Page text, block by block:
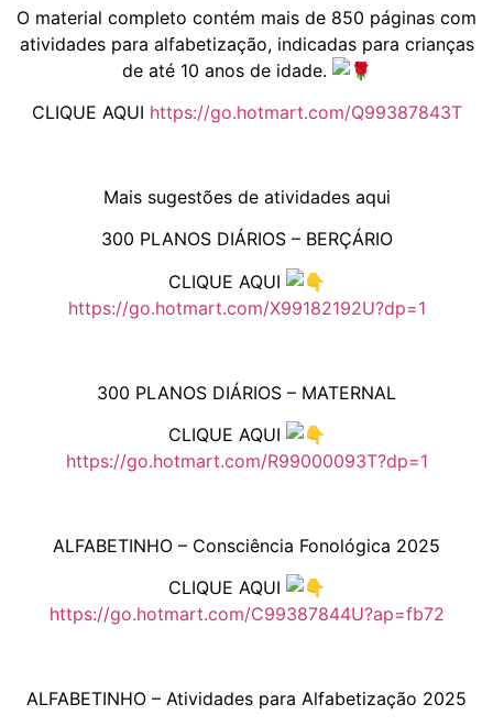
O material completo contém mais de 850 páginas com
atividades para alfabetização, indicadas para crianças
de até 10 anos de idade.
CLIQUE AQUI https://go.hotmart.com/Q99387843T
Mais sugestões de atividades aqui
300 PLANOS DIÁRIOS – BERÇÁRIO
CLIQUE AQUI
https://go.hotmart.com/X99182192U?dp=1
300 PLANOS DIÁRIOS – MATERNAL
CLIQUE AQUI
https://go.hotmart.com/R99000093T?dp=1
ALFABETINHO – Consciência Fonológica 2025
CLIQUE AQUI
https://go.hotmart.com/C99387844U?ap=fb72
ALFABETINHO – Atividades para Alfabetização 2025